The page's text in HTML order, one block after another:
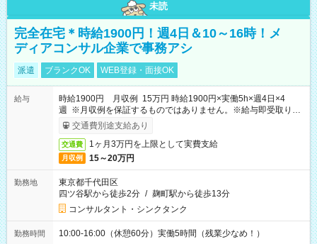
未読
完全在宅＊時給1900円！週4日＆10～16時！メ
ディアコンサル企業で事務アシ
派遣 ブランクOK WEB登録・面接OK
給与
時給1900円 月収例 15万円 時給1900円×実働5h×週4日×4
週 ※月収例を保証するものではありません。※給与即受取りサ
ービス利用可（利用条件有）
交通費別途支給あり
交通費 1ヶ月3万円を上限として実費支給
月収例 15～20万円
勤務地
東京都千代田区
四ツ谷駅から徒歩2分 / 麹町駅から徒歩13分
コンサルタント・シンクタンク
勤務時間 10:00-16:00（休憩60分）実働5時間（残業少なめ！）